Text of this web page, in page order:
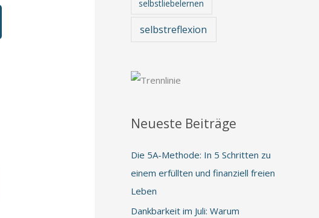
selbstliebelernen
selbstreflexion
Neueste Beiträge
Die 5A-Methode: In 5 Schritten zu
einem erfüllten und finanziell freien
Leben
Dankbarkeit im Juli: Warum